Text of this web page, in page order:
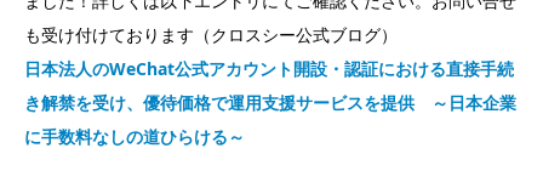
も受け付けております（クロスシー公式ブログ）
日本法人のWeChat公式アカウント開設・認証における直接手続
き解禁を受け、優待価格で運用支援サービスを提供 ～日本企業
に手数料なしの道ひらける～